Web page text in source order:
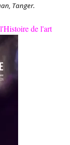
Tanger.
de l'art